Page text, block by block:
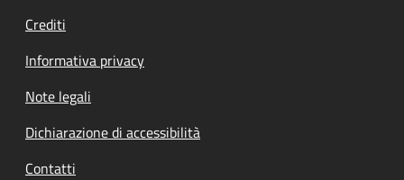
Crediti
Informativa privacy
Note legali
Dichiarazione di accessibilità
Contatti